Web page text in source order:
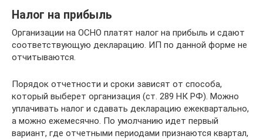
Налог на прибыль
Организации на ОСНО платят налог на прибыль и сдают
соответствующую декларацию. ИП по данной форме не
отчитываются.
Порядок отчетности и сроки зависят от способа,
который выберет организация (ст. 289 НК РФ). Можно
уплачивать налог и сдавать декларацию ежеквартально,
а можно ежемесячно. По умолчанию идет первый
вариант, где отчетными периодами признаются квартал,